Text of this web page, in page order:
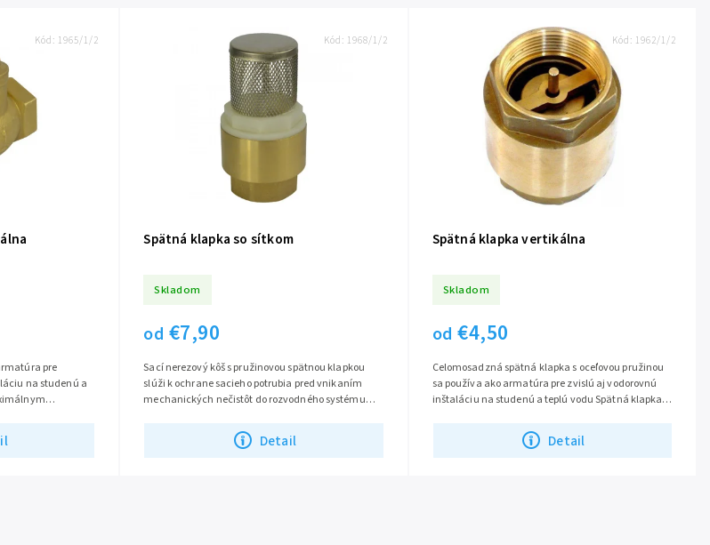
pre
na studenú a
Kód: 1965/1/2
Spätná klapka so sítkom
Skladom
od €7,90
Detail
Sací nerezový kôš s pružinovou spätnou klapkou
slúži k ochrane sacieho potrubia pred vnikaním
mechanických nečistôt do rozvodného systému
Kód: 1968/1/2
Spätná klapka vertikálna
Skladom
od €4,50
Detail
Celomosadzná spätná klapka s oceľovou pružinou
sa používa ako armatúra pre zvislú aj vodorovnú
inštaláciu na studenú a teplú vodu Spätná klapka s
Kód: 1962/1/2